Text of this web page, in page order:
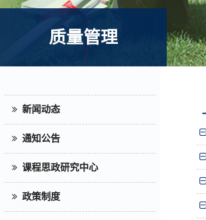
质量管理
新闻动态
通知公告
课程思政研究中心
政策制度